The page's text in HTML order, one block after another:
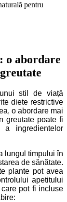
pentru
o abordare
stil de viață
diete restrictive
o abordare mai
greutate poate fi
ingredientelor
lungul timpului în
de sănătate.
plante pot avea
apetitului
pot fi incluse